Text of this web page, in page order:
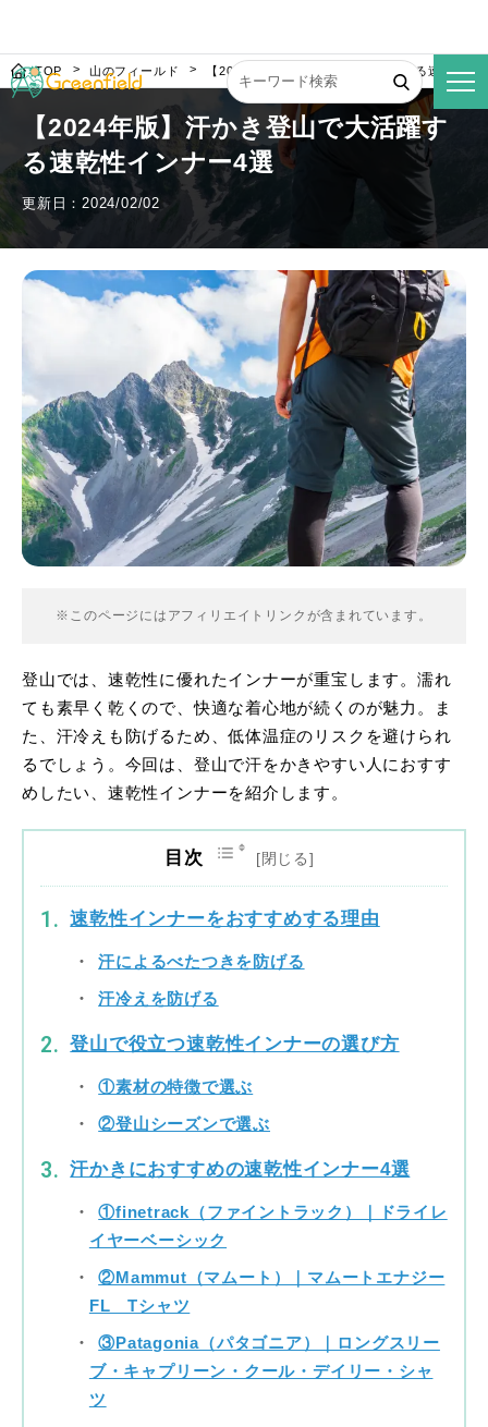
TOP 山のフィールド 【2024年版】汗かき登山で大活躍する速乾性イ
【2024年版】汗かき登山で大活躍す
る速乾性インナー4選
更新日：2024/02/02
※このページにはアフィリエイトリンクが含まれています。
登山では、速乾性に優れたインナーが重宝します。濡れ
ても素早く乾くので、快適な着心地が続くのが魅力。ま
た、汗冷えも防げるため、低体温症のリスクを避けられ
るでしょう。今回は、登山で汗をかきやすい人におすす
めしたい、速乾性インナーを紹介します。
目次
速乾性インナーをおすすめする理由
汗によるべたつきを防げる
汗冷えを防げる
登山で役立つ速乾性インナーの選び方
①素材の特徴で選ぶ
②登山シーズンで選ぶ
汗かきにおすすめの速乾性インナー4選
①finetrack（ファイントラック）｜ドライレ
イヤーベーシック
②Mammut（マムート）｜マムートエナジー
FL Tシャツ
③Patagonia（パタゴニア）｜ロングスリー
ブ・キャプリーン・クール・デイリー・シャ
ツ